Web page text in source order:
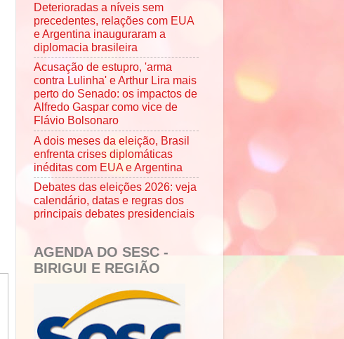
Deterioradas a níveis sem
precedentes, relações com EUA
e Argentina inauguraram a
diplomacia brasileira
Acusação de estupro, 'arma
contra Lulinha' e Arthur Lira mais
perto do Senado: os impactos de
Alfredo Gaspar como vice de
Flávio Bolsonaro
A dois meses da eleição, Brasil
enfrenta crises diplomáticas
inéditas com EUA e Argentina
Debates das eleições 2026: veja
calendário, datas e regras dos
principais debates presidenciais
AGENDA DO SESC -
BIRIGUI E REGIÃO